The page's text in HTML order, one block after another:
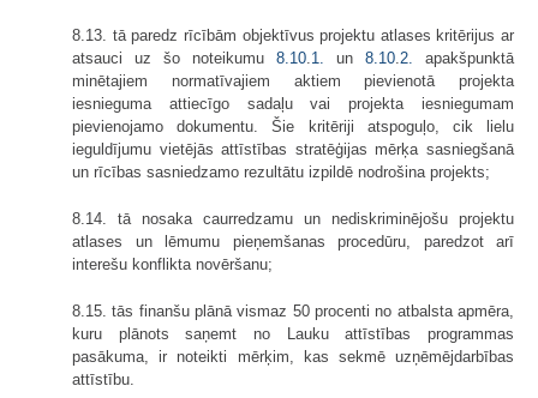
8.13. tā paredz rīcībām objektīvus projektu atlases kritērijus ar
atsauci uz šo noteikumu 8.10.1. un 8.10.2. apakšpunktā
minētajiem normatīvajiem aktiem pievienotā projekta
iesnieguma attiecīgo sadaļu vai projekta iesniegumam
pievienojamo dokumentu. Šie kritēriji atspoguļo, cik lielu
ieguldījumu vietējās attīstības stratēģijas mērķa sasniegšanā
un rīcības sasniedzamo rezultātu izpildē nodrošina projekts;
8.14. tā nosaka caurredzamu un nediskriminējošu projektu
atlases un lēmumu pieņemšanas procedūru, paredzot arī
interešu konflikta novēršanu;
8.15. tās finanšu plānā vismaz 50 procenti no atbalsta apmēra,
kuru plānots saņemt no Lauku attīstības programmas
pasākuma, ir noteikti mērķim, kas sekmē uzņēmējdarbības
attīstību.